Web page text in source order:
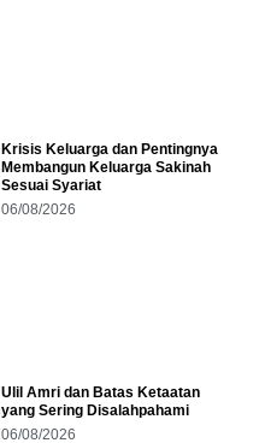
Krisis Keluarga dan Pentingnya
Membangun Keluarga Sakinah
Sesuai Syariat
06/08/2026
Ulil Amri dan Batas Ketaatan
yang Sering Disalahpahami
06/08/2026